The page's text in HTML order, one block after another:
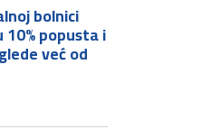
bolnici
popusta i
već od